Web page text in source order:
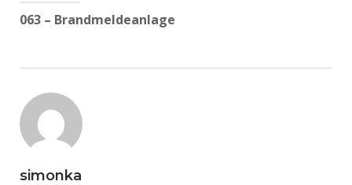
063 – Brandmeldeanlage
simonka